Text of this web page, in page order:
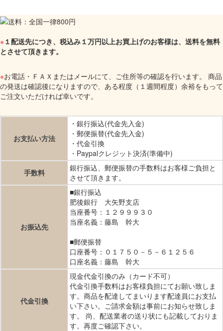
※１配送先につき、税込み１万円以上お買上げのお客様は、送料を無料
とさせて頂きます。
※お電話・ＦＡＸまたはメールにて、ご住所等の確認を行います。 商品
の発送は確認後になりますので、ある程度（１週間程度）余裕をもって
ご注文いただければ幸いです。
お支払い方法
・銀行振込(代金先入金)
・郵便振替(代金先入金)
・代金引換
・Paypalクレジット決済(準備中)
手数料
銀行振込、郵便振替の手数料はお客様ご負担と
させて頂きます。
お振込先
■銀行振込
肥後銀行 大矢野支店
当座番号：１２９９９３０
当座名義：藤島 幹大
■郵便振替
口座番号：０１７５０－５－６１２５６
口座名義：藤島 幹大
代金引換
現金代金引換のみ（カード不可）
代金引換手数料はお客様負担にてお願い致しま
す。商品を配達してまいります配達員にお支払
い下さい。ご請求金額は事前にお知らせ致しま
す。 尚、配送業者の送り状にも記載しておりま
す。再度ご確認下さい。